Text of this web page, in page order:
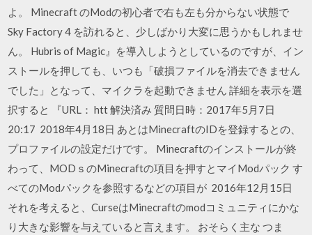
よ。 Minecraft のModの初心者で右も左も分からない状態で
Sky Factory 4 を訪れると、少しばかり大変に思うかもしれませ
ん。 Hubris of Magic』を導入しようとしているのですが、イン
ストールを押しても、いつも「破損ファイルを消去できません
でした」となって、マイクラを起動できません 詳細を表示を選
択すると 『URL： htt 解決済み 質問日時：2017年5月7日
20:17 2018年4月18日 あとはMinecraftのIDを登録するとの、
プロファイルの設定だけです。 Minecraftのインストールが終
わって、MODｓのMinecraftの項目を押すとマイModパック す
べてのModパックを参照するなどの項目が 2016年12月15日
それを考えると、CurseはMinecraftのmodコミュニティにかな
り大きな影響を与えていると言えます。 おそらく主な つま